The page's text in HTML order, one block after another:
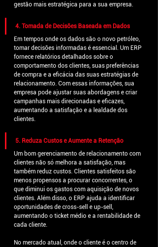
gestão mais estratégica para a sua empresa.
4. Tomada de Decisões Baseada em Dados
Em tempos onde os dados são o novo petróleo,
tomar decisões informadas é essencial. Um ERP
fornece relatórios detalhados sobre o
comportamento dos clientes, suas preferências
de compra e a eficácia das suas estratégias de
relacionamento. Com essas informações, sua
empresa pode ajustar suas abordagens e criar
campanhas mais direcionadas e eficazes,
aumentando a satisfação e a lealdade dos
clientes.
5. Reduza Custos e Aumente a Retenção
Um bom gerenciamento de relacionamento com
clientes não só melhora a satisfação, mas
também reduz custos. Clientes satisfeitos são
menos propensos a procurar concorrentes, o
que diminui os gastos com aquisição de novos
clientes. Além disso, o ERP ajuda a identificar
oportunidades de cross-sell e up-sell,
aumentando o ticket médio e a rentabilidade de
cada cliente.
No mercado atual, onde o cliente é o centro de